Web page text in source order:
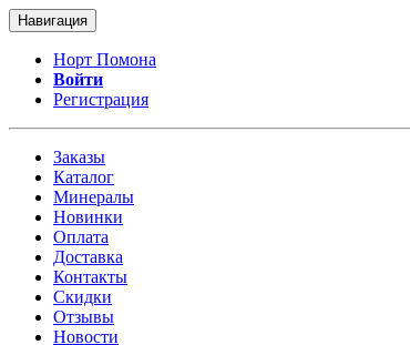
Навигация
Норт Помона
Войти
Регистрация
Заказы
Каталог
Минералы
Новинки
Оплата
Доставка
Контакты
Скидки
Отзывы
Новости